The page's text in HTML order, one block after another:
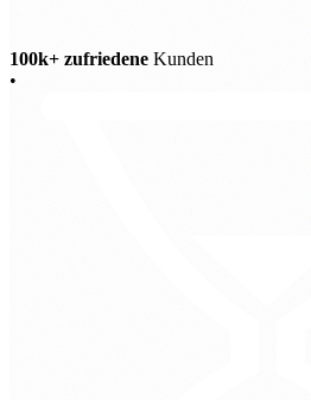
100k+ zufriedene Kunden
•